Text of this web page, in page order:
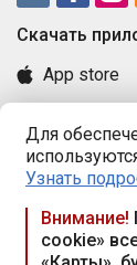
Для
Узнать
Внимание!
cookie»
Cкачать
App store
Книга
Правила и
Praca.by ©
Республика
117а, пом. № 9.